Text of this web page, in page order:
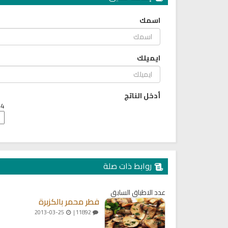
اسمك
ايميلك
أدخل الناتج
4 + 3 =
روابط ذات صلة
عدد الاطباق السابق
فطر محمر بالكزبرة
كتب الأسرة والمرأة المسلمة
تحميل كتب السيرة النبوية